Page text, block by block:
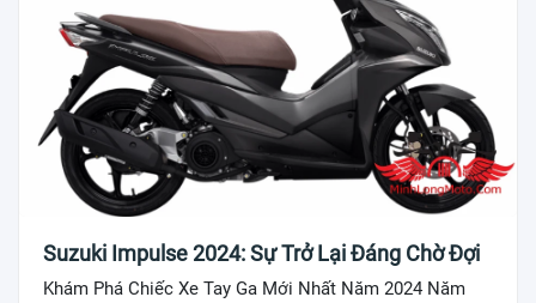
Suzuki Impulse 2024: Sự Trở Lại Đáng Chờ Đợi
Khám Phá Chiếc Xe Tay Ga Mới Nhất Năm 2024 Năm